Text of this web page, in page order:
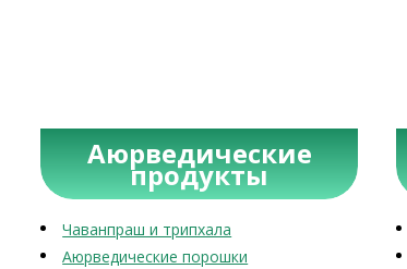
Аюрведические
продукты
Чаванпраш и трипхала
Аюрведические порошки